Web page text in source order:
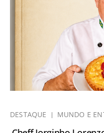
DESTAQUE MUNDO E